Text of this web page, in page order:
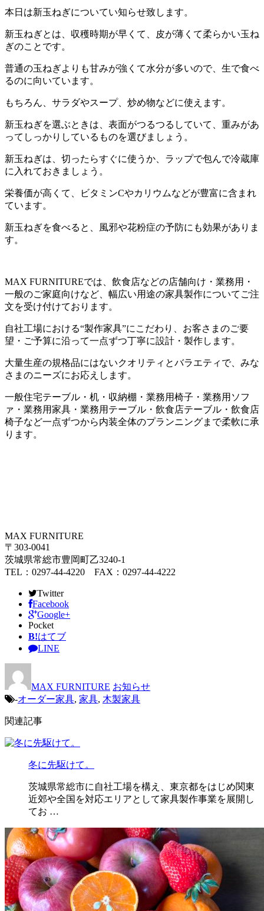
本日は新玉ねぎについてい知らせ致します。
新玉ねぎとは、収穫時期が早くて、皮が薄くて柔らかい玉ね
ぎのことです。
普通の玉ねぎよりも甘みが強くて水分が多いので、生で食べ
るのに向いています。
もちろん、サラダやスープ、炒め物などに使えます。
新玉ねぎを選ぶときは、表面がつるつるしていて、重みがあ
ってしっかりしているものを選びましょう。
新玉ねぎは、切ったらすぐに使うか、ラップで包んで冷蔵庫
に入れておきましょう。
栄養価が高くて、ビタミンCやカリウムなどが豊富に含まれ
ています。
新玉ねぎを食べると、風邪や花粉症の予防にも効果がありま
す。
MAX FURNITUREでは、飲食店などの店舗向け・業務用・
一般のご家庭向けなど、幅広い用途の家具製作についてご注
文を受け付けております。
自社工場における“製作家具”にこだわり、お客さまのご要
望・ご予算に沿って一点ずつ丁寧に設計・製作します。
大量生産の規格品にはないクオリティとバラエティで、みな
さまのニーズにお応えします。
一般住宅テーブル・机・収納棚・業務用椅子・業務用ソフ
ァ・業務用家具・業務用テーブル・飲食店テーブル・飲食店
椅子など一点ずつから内装全体のプランニングまで柔軟に承
ります。
MAX FURNITURE
〒303-0041
茨城県常総市豊岡町乙3240-1
TEL：0297-44-4220 FAX：0297-44-4222
Twitter
Facebook
Google+
Pocket
B!はてブ
LINE
MAX FURNITURE お知らせ
-オーダー家具, 家具, 木製家具
関連記事
冬に先駆けて。
茨城県常総市に自社工場を構え、東京都をはじめ関東
近郊や全国を対応エリアとして家具製作事業を展開し
てお …